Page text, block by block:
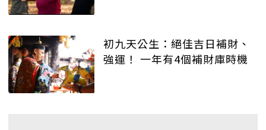
初九天公生：絕佳吉日補財、
強運！ 一年有4個補財庫時機